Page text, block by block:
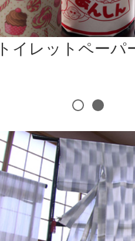
イレットペーパ
1 2